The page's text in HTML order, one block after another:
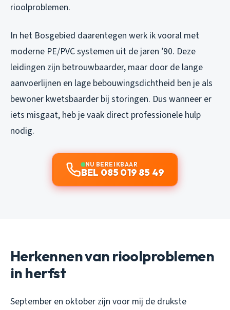
rioolproblemen.
In het Bosgebied daarentegen werk ik vooral met
moderne PE/PVC systemen uit de jaren ’90. Deze
leidingen zijn betrouwbaarder, maar door de lange
aanvoerlijnen en lage bebouwingsdichtheid ben je als
bewoner kwetsbaarder bij storingen. Dus wanneer er
iets misgaat, heb je vaak direct professionele hulp
nodig.
NU BEREIKBAAR
BEL 085 019 85 49
Herkennen van rioolproblemen
in herfst
September en oktober zijn voor mij de drukste